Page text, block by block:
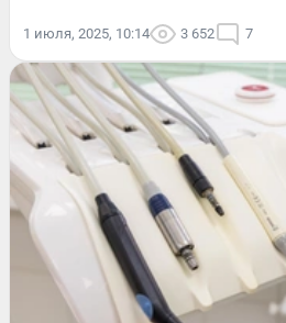
1 июля, 2025, 10:14 3 652 7